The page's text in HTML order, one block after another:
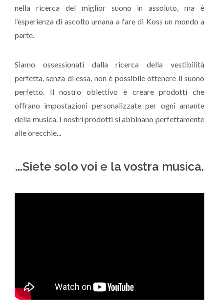
nella ricerca del miglior suono in assoluto, ma è
l’esperienza di ascolto umana a fare di Koss un mondo a
parte.
Siamo ossessionati dalla ricerca della vestibilità
perfetta, senza di essa, non è possibile ottenere il suono
perfetto. Il nostro obiettivo è creare prodotti che
offrano impostazioni personalizzate per ogni amante
della musica. I nostri prodotti si abbinano perfettamente
alle orecchie...
...Siete solo voi e la vostra musica.